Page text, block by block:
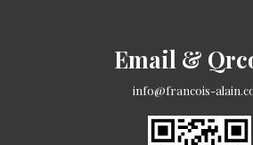
Email &
info@francois-